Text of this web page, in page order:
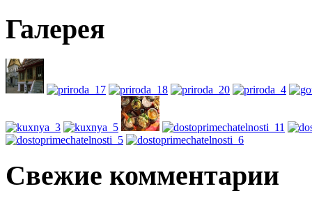
Галерея
Свежие комментарии